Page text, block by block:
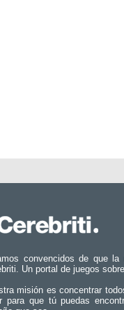
convencidos de que
Un portal de juegos
misión es concentrar
para que tú puedas